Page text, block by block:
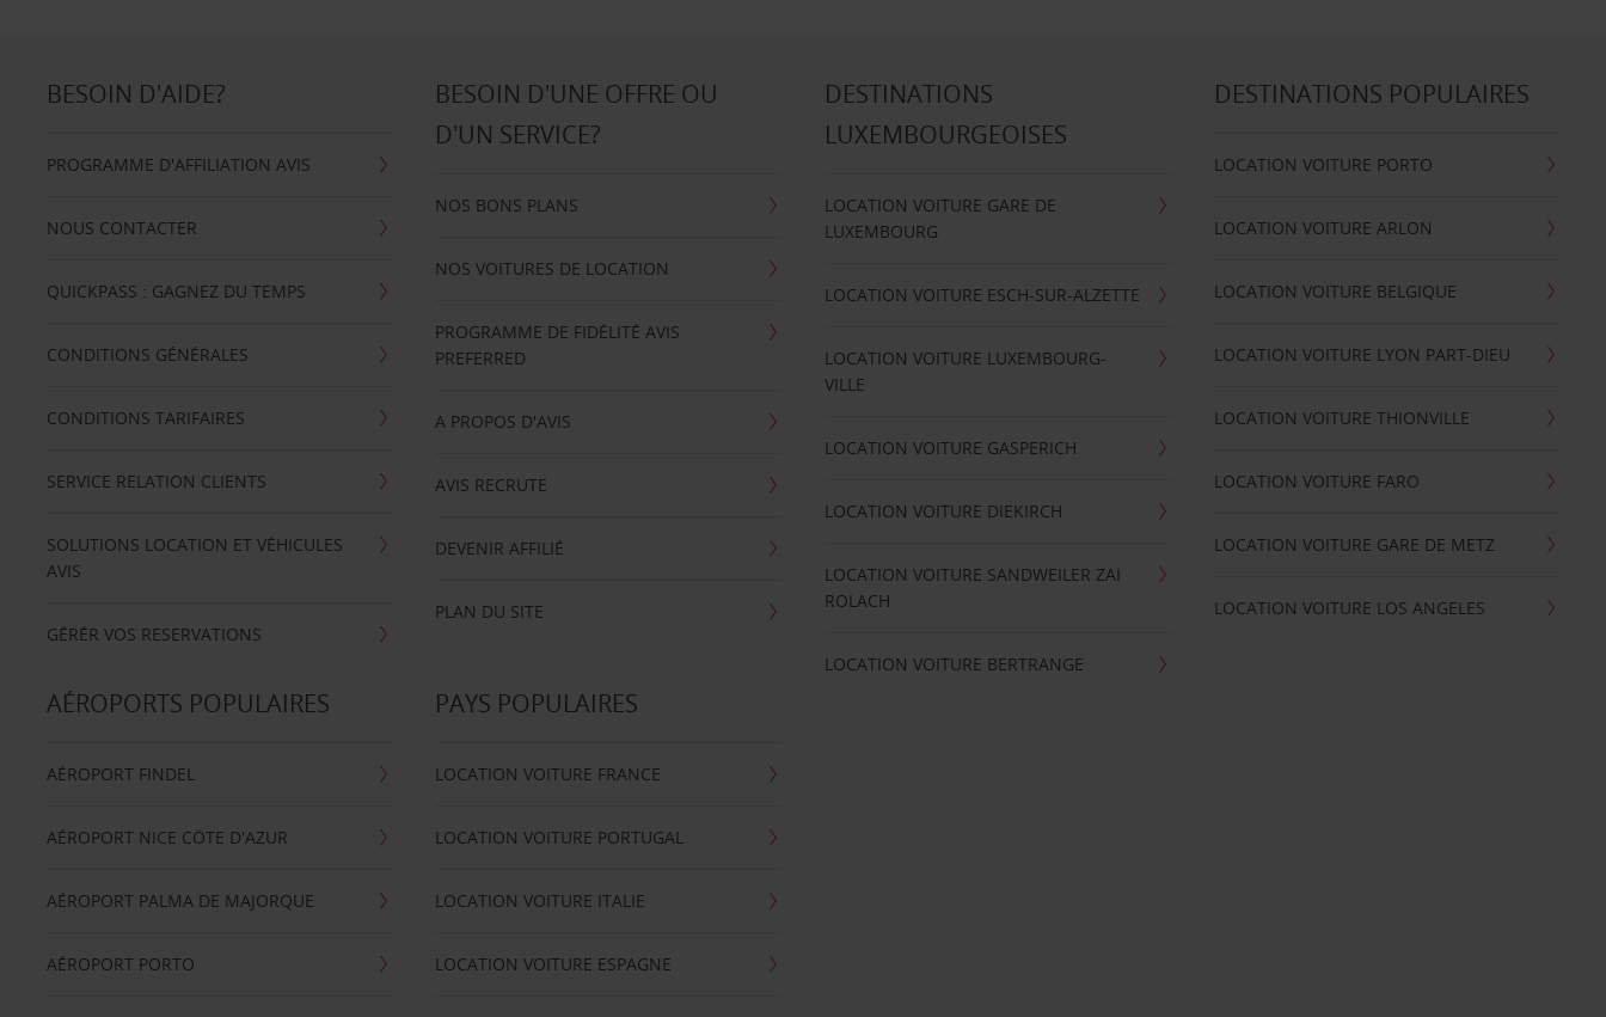
BESOIN D'AIDE?
PROGRAMME D'AFFILIATION AVIS
NOUS CONTACTER
QUICKPASS : GAGNEZ DU TEMPS
CONDITIONS GÉNÉRALES
CONDITIONS TARIFAIRES
SERVICE RELATION CLIENTS
SOLUTIONS LOCATION ET VÉHICULES
AVIS
GÉRÉR VOS RESERVATIONS
BESOIN D'UNE OFFRE OU
D'UN SERVICE?
NOS BONS PLANS
NOS VOITURES DE LOCATION
PROGRAMME DE FIDÉLITÉ AVIS
PREFERRED
A PROPOS D'AVIS
AVIS RECRUTE
DEVENIR AFFILIÉ
PLAN DU SITE
DESTINATIONS
LUXEMBOURGEOISES
LOCATION VOITURE GARE DE
LUXEMBOURG
LOCATION VOITURE ESCH-SUR-ALZETTE
LOCATION VOITURE LUXEMBOURG-
VILLE
LOCATION VOITURE GASPERICH
LOCATION VOITURE DIEKIRCH
LOCATION VOITURE SANDWEILER ZAI
ROLACH
LOCATION VOITURE BERTRANGE
DESTINATIONS POPULAIRES
LOCATION VOITURE PORTO
LOCATION VOITURE ARLON
LOCATION VOITURE BELGIQUE
LOCATION VOITURE LYON PART-DIEU
LOCATION VOITURE THIONVILLE
LOCATION VOITURE FARO
LOCATION VOITURE GARE DE METZ
LOCATION VOITURE LOS ANGELES
AÉROPORTS POPULAIRES
AÉROPORT FINDEL
AÉROPORT NICE CÖTE D'AZUR
AÉROPORT PALMA DE MAJORQUE
AÉROPORT PORTO
PAYS POPULAIRES
LOCATION VOITURE FRANCE
LOCATION VOITURE PORTUGAL
LOCATION VOITURE ITALIE
LOCATION VOITURE ESPAGNE